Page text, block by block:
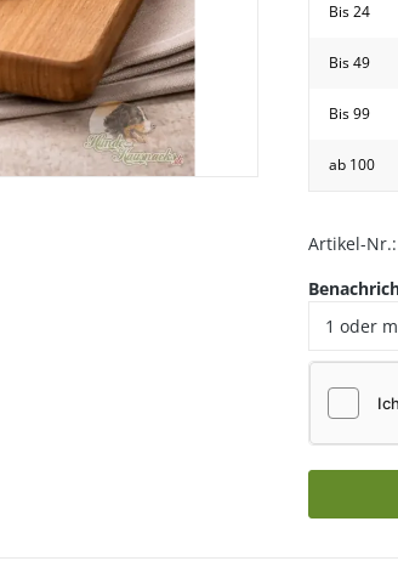
Bis24
Bis49
Bis99
ab 100
Artikel-Nr.: